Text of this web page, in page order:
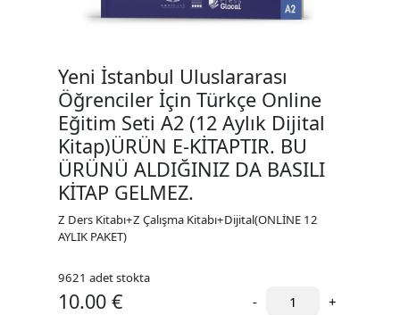
Yeni İstanbul Uluslararası
Öğrenciler İçin Türkçe Online
Eğitim Seti A2 (12 Aylık Dijital
Kitap)ÜRÜN E-KİTAPTIR. BU
ÜRÜNÜ ALDIĞINIZ DA BASILI
KİTAP GELMEZ.
Z Ders Kitabı+Z Çalışma Kitabı+Dijital(ONLİNE 12
AYLIK PAKET)
9621 adet stokta
10.00 € - +